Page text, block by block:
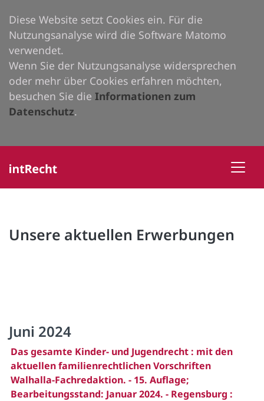
Diese Website setzt Cookies ein. Für die
Nutzungsanalyse wird die Software Matomo
verwendet.
Wenn Sie der Nutzungsanalyse widersprechen
oder mehr über Cookies erfahren möchten,
besuchen Sie die Informationen zum
Datenschutz.
Unsere aktuellen Erwerbungen
Juni 2024
Das gesamte Kinder- und Jugendrecht : mit den
aktuellen familienrechtlichen Vorschriften
Walhalla-Fachredaktion. - 15. Auflage;
Bearbeitungsstand: Januar 2024. - Regensburg :